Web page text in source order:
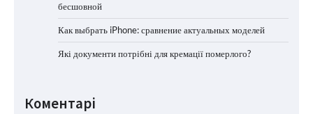
бесшовной
Как выбрать iPhone: сравнение актуальных моделей
Які документи потрібні для кремації померлого?
Коментарі